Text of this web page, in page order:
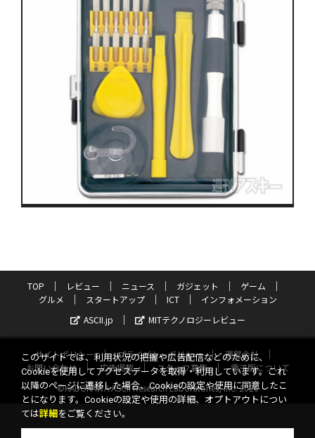
TOP レビュー ニュース ガジェット
ゲーム
グルメ
スタートアップ ICT
インフォメーション
ASCII.jp
MITテクノロジーレビュー
サイトポリシー プライバシーポリシー
運営会社
お問い合わせ
広告掲載 スタッフ募集
電子版について
©KADOKAWA ASCII Research Laboratories, Inc. 2026
このサイトでは、利用状況の把握や広告配信などのために、
Cookieを使用してアクセスデータを取得・利用しています。これ
以降のページに遷移した場合、Cookieの設定や使用に同意したこ
とになります。Cookieの設定や使用の詳細、オプトアウトについ
ては詳細 をご覧ください。